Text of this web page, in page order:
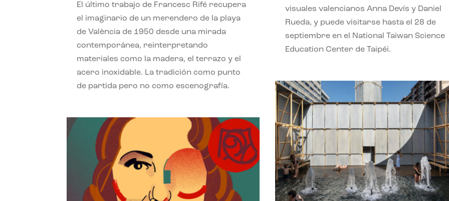
El último trabajo de Francesc Rifé recupera
el imaginario de un merendero de la playa
de València de 1950 desde una mirada
contemporánea, reinterpretando
materiales como la madera, el terrazo y el
acero inoxidable. La tradición como punto
de partida pero no como escenografía.
visuales valencianos Anna Devís y Daniel
Rueda, y puede visitarse hasta el 28 de
septiembre en el National Taiwan Science
Education Center de Taipéi.